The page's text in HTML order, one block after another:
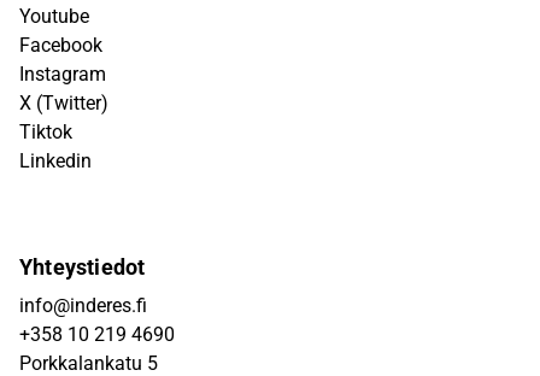
Youtube
Facebook
Instagram
X (Twitter)
Tiktok
Linkedin
Yhteystiedot
info@inderes.fi
+358 10 219 4690
Porkkalankatu 5